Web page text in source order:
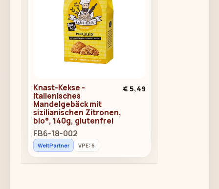
Knast-Kekse -
italienisches
Mandelgebäck mit
sizilianischen Zitronen,
bio°, 140g, glutenfrei
FB6-18-002
€ 5,49
WeltPartner VPE: 6